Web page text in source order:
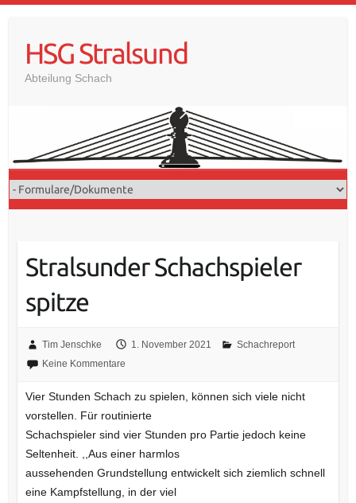
contentHSG Stralsund
Abteilung Schach
Stralsunder Schachspieler
spitze
Tim Jenschke 1. November 2021
Schachreport
Keine Kommentare
Vier Stunden Schach zu spielen, können sich viele nicht
vorstellen. Für routinierte
Schachspieler sind vier Stunden pro Partie jedoch keine
Seltenheit. ,,Aus einer harmlos
aussehenden Grundstellung entwickelt sich ziemlich schnell
eine Kampfstellung, in der viel